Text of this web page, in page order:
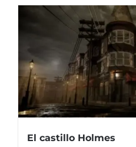
El castillo Holmes